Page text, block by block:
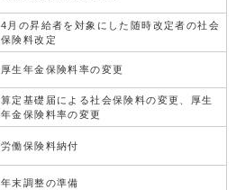
4月の昇給者を対象にした随時改定者の社会
保険料改定
厚生年金保険料率の変更
算定基礎届による社会保険料の変更、厚生
年金保険料率の変更
労働保険料納付
年末調整の準備